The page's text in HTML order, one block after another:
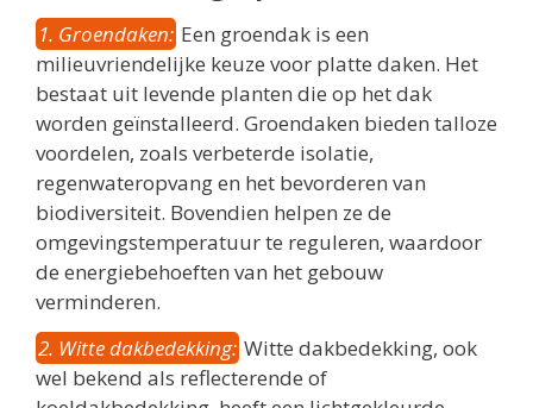
1. Groendaken: Een groendak is een
milieuvriendelijke keuze voor platte daken. Het
bestaat uit levende planten die op het dak
worden geïnstalleerd. Groendaken bieden talloze
voordelen, zoals verbeterde isolatie,
regenwateropvang en het bevorderen van
biodiversiteit. Bovendien helpen ze de
omgevingstemperatuur te reguleren, waardoor
de energiebehoeften van het gebouw
verminderen.
2. Witte dakbedekking: Witte dakbedekking, ook
wel bekend als reflecterende of